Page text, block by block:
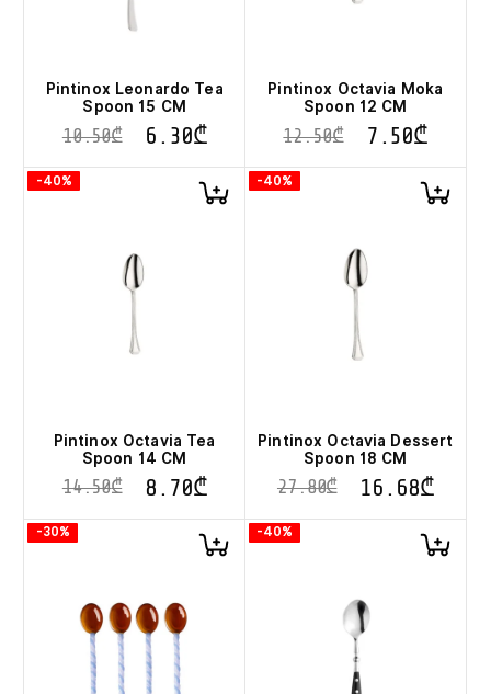
Pintinox Leonardo Tea
Spoon 15 CM
10.50₾ 6.30₾
Pintinox Octavia Moka
Spoon 12 CM
12.50₾ 7.50₾
-40%
Pintinox Octavia Tea
Spoon 14 CM
14.50₾ 8.70₾
-40%
Pintinox Octavia Dessert
Spoon 18 CM
27.80₾ 16.68₾
-30% -40%